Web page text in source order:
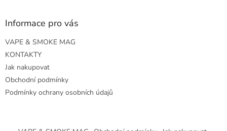
Informace pro vás
VAPE & SMOKE MAG
KONTAKTY
Jak nakupovat
Obchodní podmínky
Podmínky ochrany osobních údajů